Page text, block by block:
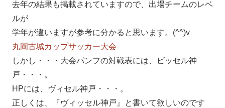
去年の結果も掲載されていますので、出場チームのレベ
ルが
学年が違いますが参考に分かると思います。(^^)v
丸岡古城カップサッカー大会
しかし・・・大会パンフの対戦表には、ビッセル神
戸・・・。
HPには、ヴィセル神戸・・・。
正しくは、『ヴィッセル神戸』と書いて欲しいのです